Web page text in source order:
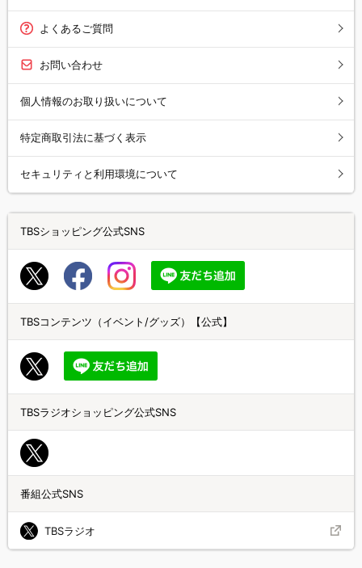
よくあるご質問
お問い合わせ
個人情報のお取り扱いについて
特定商取引法に基づく表示
セキュリティと利用環境について
TBSショッピング公式SNS
TBSコンテンツ（イベント/グッズ）【公式】
TBSラジオショッピング公式SNS
番組公式SNS
TBSラジオ